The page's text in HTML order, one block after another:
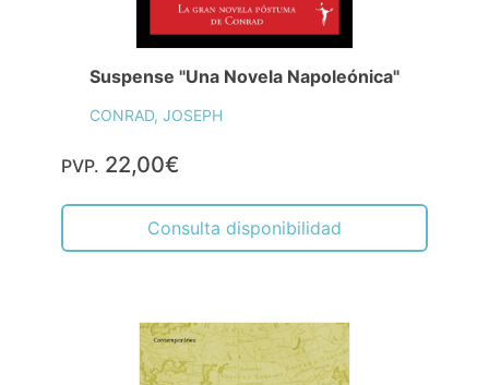
Suspense "Una Novela Napoleónica"
CONRAD, JOSEPH
PVP. 22,00€
Consulta disponibilidad